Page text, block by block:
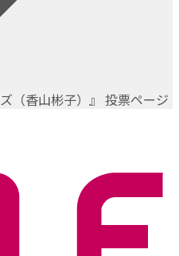
（香山彬子）』 投票ページ